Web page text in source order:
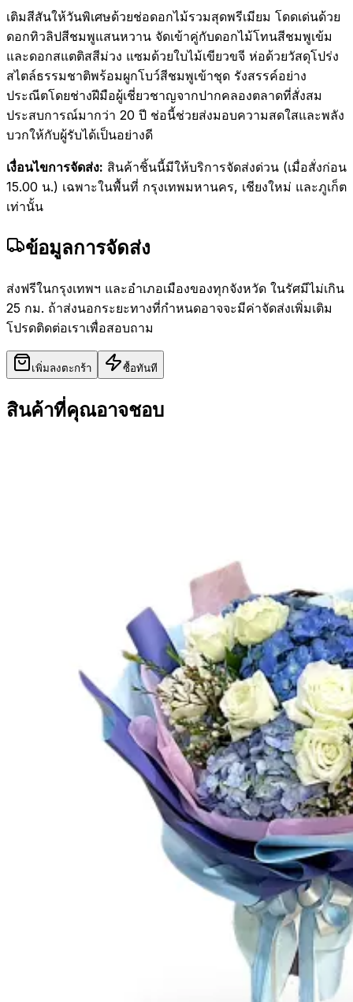
เติมสีสันให้วันพิเศษด้วยช่อดอกไม้รวมสุดพรีเมียม โดดเด่นด้วย
ดอกทิวลิปสีชมพูแสนหวาน จัดเข้าคู่กับดอกไม้โทนสีชมพูเข้ม
และดอกสแตติสสีม่วง แซมด้วยใบไม้เขียวขจี ห่อด้วยวัสดุโปร่ง
สไตล์ธรรมชาติพร้อมผูกโบว์สีชมพูเข้าชุด รังสรรค์อย่าง
ประณีตโดยช่างฝีมือผู้เชี่ยวชาญจากปากคลองตลาดที่สั่งสม
ประสบการณ์มากว่า 20 ปี ช่อนี้ช่วยส่งมอบความสดใสและพลัง
บวกให้กับผู้รับได้เป็นอย่างดี
เงื่อนไขการจัดส่ง: สินค้าชิ้นนี้มีให้บริการจัดส่งด่วน (เมื่อสั่งก่อน
15.00 น.) เฉพาะในพื้นที่ กรุงเทพมหานคร, เชียงใหม่ และภูเก็ต
เท่านั้น
ข้อมูลการจัดส่ง
ส่งฟรีในกรุงเทพฯ และอำเภอเมืองของทุกจังหวัด ในรัศมีไม่เกิน
25 กม. ถ้าส่งนอกระยะทางที่กำหนดอาจจะมีค่าจัดส่งเพิ่มเติม
โปรดติดต่อเราเพื่อสอบถาม
เพิ่มลงตะกร้า ซื้อทันที
สินค้าที่คุณอาจชอบ